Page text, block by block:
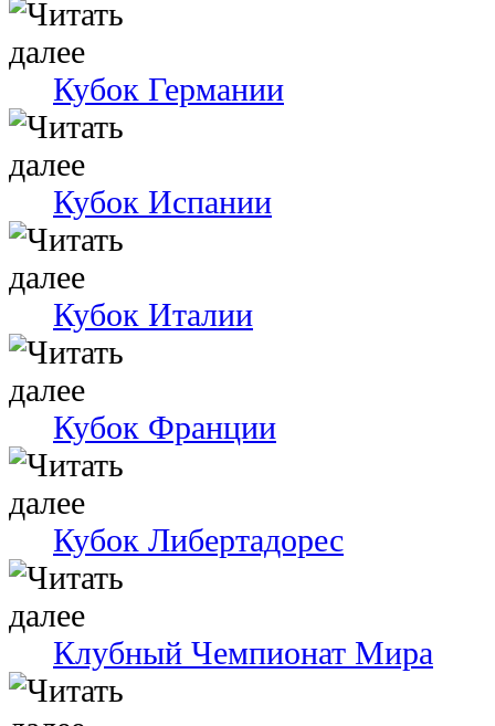
Кубок Германии
Кубок Испании
Кубок Италии
Кубок Франции
Кубок Либертадорес
Клубный Чемпионат Мира